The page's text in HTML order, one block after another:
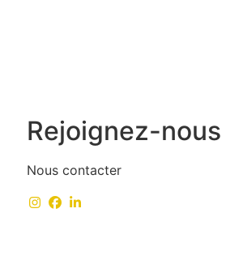
Rejoignez-nous
Nous contacter